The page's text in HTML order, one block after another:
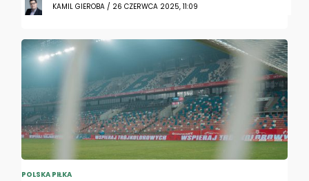
KAMIL GIEROBA / 26 CZERWCA 2025, 11:09
POLSKA PIŁKA